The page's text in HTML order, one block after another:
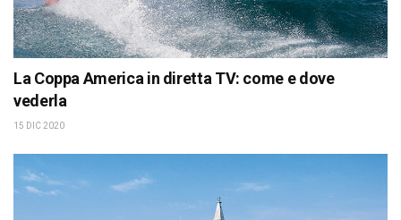
La Coppa America in diretta TV: come e dove
vederla
15 DIC 2020